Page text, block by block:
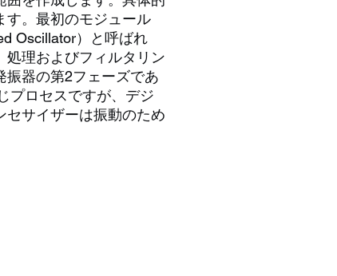
す。最初のモジュール
Oscillator）と呼ばれ
処理およびフィルタリン
振器の第2フェーズであ
プロセスですが、デジ
セサイザーは振動のため